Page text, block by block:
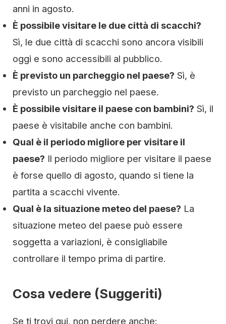
anni in agosto.
È possibile visitare le due città di scacchi?
Sì, le due città di scacchi sono ancora visibili
oggi e sono accessibili al pubblico.
È previsto un parcheggio nel paese? Sì, è
previsto un parcheggio nel paese.
È possibile visitare il paese con bambini? Sì, il
paese è visitabile anche con bambini.
Qual è il periodo migliore per visitare il
paese? Il periodo migliore per visitare il paese
è forse quello di agosto, quando si tiene la
partita a scacchi vivente.
Qual è la situazione meteo del paese? La
situazione meteo del paese può essere
soggetta a variazioni, è consigliabile
controllare il tempo prima di partire.
Cosa vedere (Suggeriti)
Se ti trovi qui, non perdere anche: